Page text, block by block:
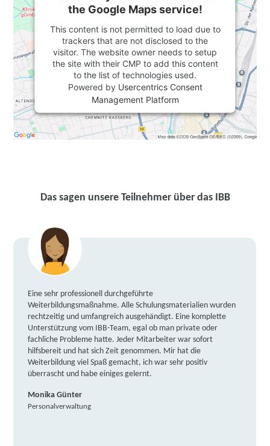
the Google Maps service!
This content is not permitted to load due to
trackers that are not disclosed to the
visitor. The website owner needs to setup
the site with their CMP to add this content
to the list of technologies used.
Powered by Usercentrics Consent
Management Platform
Das sagen unsere Teilnehmer über das IBB
Eine sehr professionell durchgeführte
Weiterbildungsmaßnahme. Alle Schulungsmaterialien wurden
rechtzeitig und umfangreich ausgehändigt. Eine komplette
Unterstützung vom IBB-Team, egal ob man private oder
fachliche Probleme hatte. Jeder Mitarbeiter war sofort
hilfsbereit und hat sich Zeit genommen. Mir hat die
Weiterbildung viel Spaß gemacht, ich war sehr positiv
überrascht und habe einiges gelernt.
Monika Günter
Personalverwaltung